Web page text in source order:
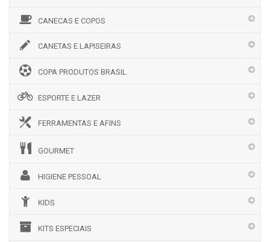
CANECAS E COPOS
CANETAS E LAPISEIRAS
COPA PRODUTOS BRASIL
ESPORTE E LAZER
FERRAMENTAS E AFINS
GOURMET
HIGIENE PESSOAL
KIDS
KITS ESPECIAIS